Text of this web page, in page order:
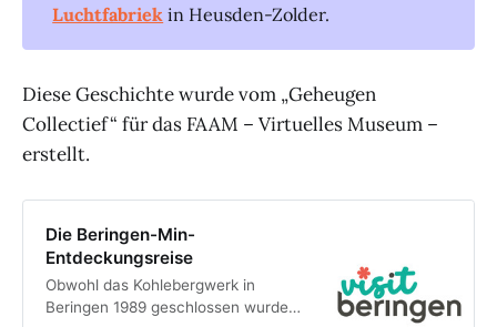
Luchtfabriek in Heusden-Zolder.
Diese Geschichte wurde vom „Geheugen
Collectief“ für das FAAM – Virtuelles Museum –
erstellt.
Die Beringen-Min-
Entdeckungsreise
Obwohl das Kohlebergwerk in
Beringen 1989 geschlossen wurde,